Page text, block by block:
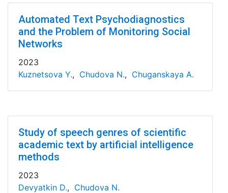
Automated Text Psychodiagnostics
and the Problem of Monitoring Social
Networks
2023
Kuznetsova Y., Chudova N., Chuganskaya A.
Study of speech genres of scientific
academic text by artificial intelligence
methods
2023
Devyatkin D., Chudova N.